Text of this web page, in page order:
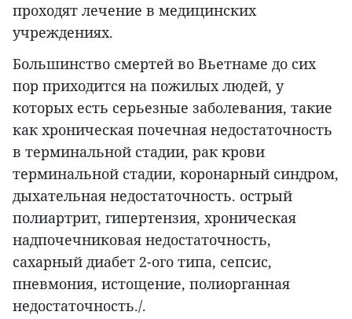
проходят лечение в медицинских
учреждениях.
Большинство смертей во Вьетнаме до сих
пор приходится на пожилых людей, у
которых есть серьезные заболевания, такие
как хроническая почечная недостаточность
в терминальной стадии, рак крови
терминальной стадии, коронарный синдром,
дыхательная недостаточность. острый
полиартрит, гипертензия, хроническая
надпочечниковая недостаточность,
сахарный диабет 2-ого типа, сепсис,
пневмония, истощение, полиорганная
недостаточность./.